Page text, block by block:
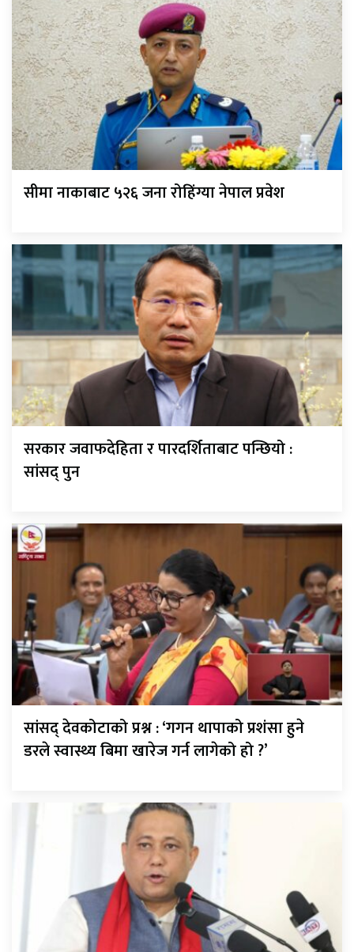
सीमा नाकाबाट ५२६ जना रोहिंग्या नेपाल प्रवेश
सरकार जवाफदेहिता र पारदर्शिताबाट पन्छियो :
सांसद् पुन
सांसद् देवकोटाको प्रश्न : ‘गगन थापाको प्रशंसा हुने
डरले स्वास्थ्य बिमा खारेज गर्न लागेको हो ?’